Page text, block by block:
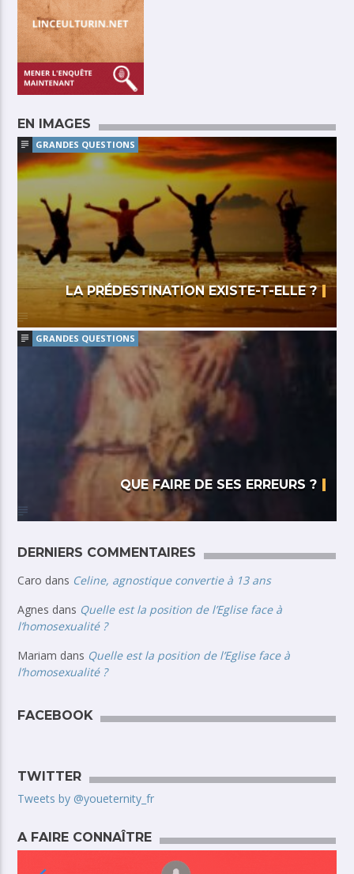
EN IMAGES
GRANDES QUESTIONS
LA PRÉDESTINATION EXISTE-T-ELLE ?
GRANDES QUESTIONS
QUE FAIRE DE SES ERREURS ?
DERNIERS COMMENTAIRES
Caro dans Celine, agnostique convertie à 13 ans
Agnes dans Quelle est la position de l’Eglise face à
l’homosexualité ?
Mariam dans Quelle est la position de l’Eglise face à
l’homosexualité ?
FACEBOOK
TWITTER
Tweets by @youeternity_fr
A FAIRE CONNAÎTRE